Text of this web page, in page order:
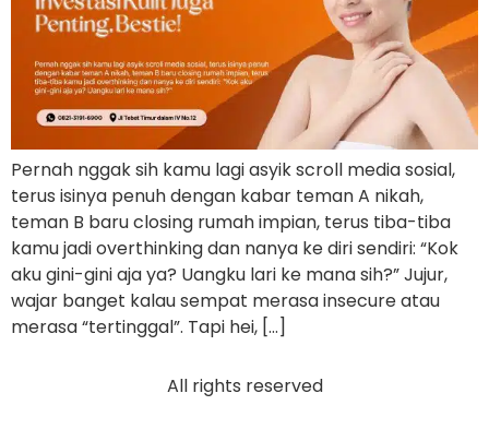
Pernah nggak sih kamu lagi asyik scroll media sosial,
terus isinya penuh dengan kabar teman A nikah,
teman B baru closing rumah impian, terus tiba-tiba
kamu jadi overthinking dan nanya ke diri sendiri: “Kok
aku gini-gini aja ya? Uangku lari ke mana sih?” Jujur,
wajar banget kalau sempat merasa insecure atau
merasa “tertinggal”. Tapi hei, […]
All rights reserved